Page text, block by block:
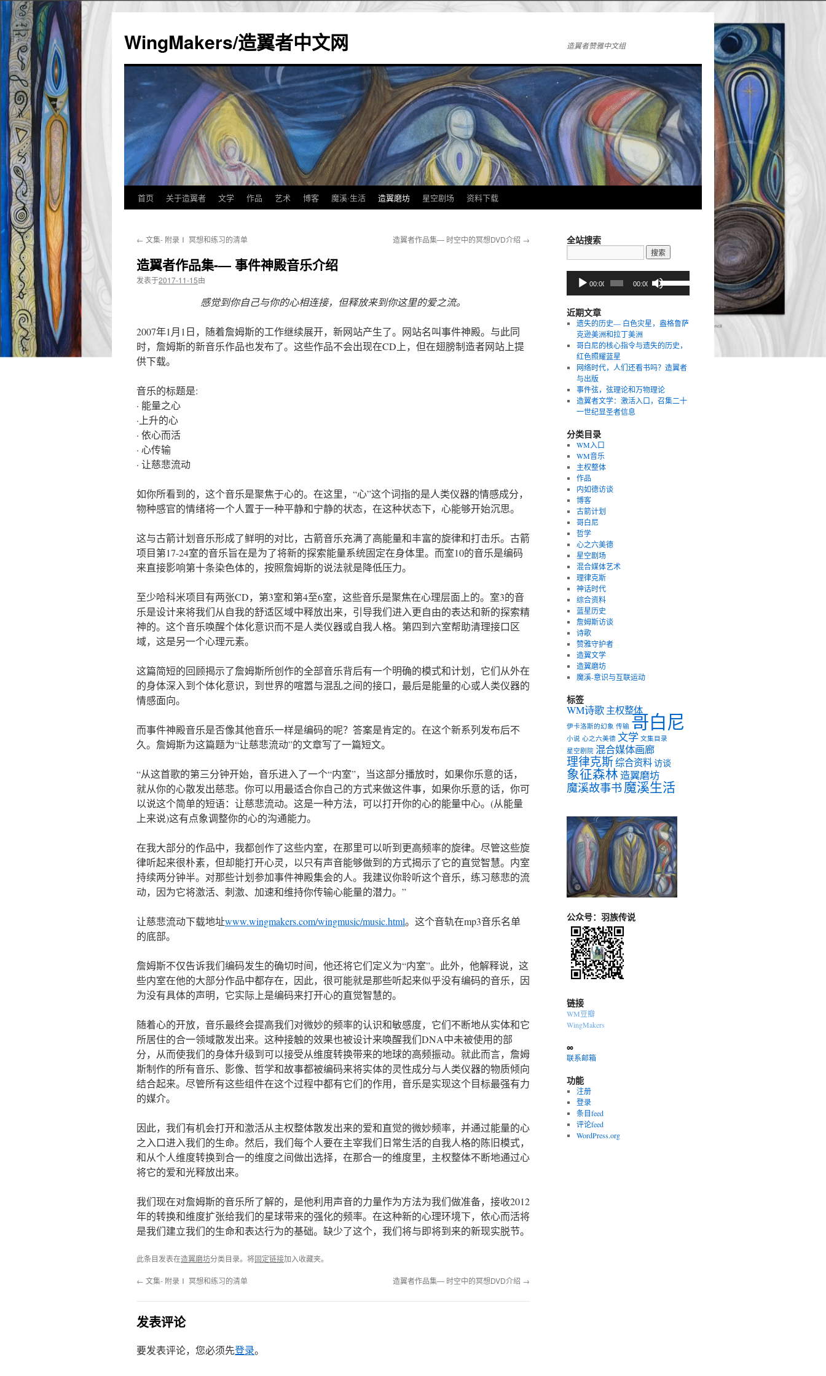
WingMakers/造翼者中文网 造翼者赞雅中文组
正
文
首页 关于造翼者 文学 作品 艺术 博客 魔溪·生活 造翼磨坊 星空剧场 资料下载
← 文集- 附录Ⅰ 冥想和练习的清单 造翼者作品集— 时空中的冥想DVD介绍 →
造翼者作品集-— 事件神殿音乐介绍
发表于2017-11-15由
感觉到你自己与你的心相连接，但释放来到你这里的爱之流。
2007年1月1日，随着詹姆斯的工作继续展开，新网站产生了。网站名叫事件神殿。与此同
时，詹姆斯的新音乐作品也发布了。这些作品不会出现在CD上，但在翅膀制造者网站上提
供下载。
音乐的标题是:
· 能量之心
·上升的心
· 依心而活
· 心传输
· 让慈悲流动
如你所看到的，这个音乐是聚焦于心的。在这里，“心”这个词指的是人类仪器的情感成分，
物种感官的情绪将一个人置于一种平静和宁静的状态，在这种状态下，心能够开始沉思。
这与古箭计划音乐形成了鲜明的对比，古箭音乐充满了高能量和丰富的旋律和打击乐。古箭
项目第17-24室的音乐旨在是为了将新的探索能量系统固定在身体里。而室10的音乐是编码
来直接影响第十条染色体的，按照詹姆斯的说法就是降低压力。
至少哈科米项目有两张CD，第3室和第4至6室，这些音乐是聚焦在心理层面上的。室3的音
乐是设计来将我们从自我的舒适区域中释放出来，引导我们进入更自由的表达和新的探索精
神的。这个音乐唤醒个体化意识而不是人类仪器或自我人格。第四到六室帮助清理接口区
域，这是另一个心理元素。
这篇简短的回顾揭示了詹姆斯所创作的全部音乐背后有一个明确的模式和计划，它们从外在
的身体深入到个体化意识，到世界的喧嚣与混乱之间的接口，最后是能量的心或人类仪器的
情感面向。
而事件神殿音乐是否像其他音乐一样是编码的呢？答案是肯定的。在这个新系列发布后不
久。詹姆斯为这篇题为“让慈悲流动”的文章写了一篇短文。
“从这首歌的第三分钟开始，音乐进入了一个“内室”，当这部分播放时，如果你乐意的话，
就从你的心散发出慈悲。你可以用最适合你自己的方式来做这件事，如果你乐意的话，你可
以说这个简单的短语：让慈悲流动。这是一种方法，可以打开你的心的能量中心。(从能量
上来说)这有点象调整你的心的沟通能力。
在我大部分的作品中，我都创作了这些内室，在那里可以听到更高频率的旋律。尽管这些旋
律听起来很朴素，但却能打开心灵，以只有声音能够做到的方式揭示了它的直觉智慧。内室
持续两分钟半。对那些计划参加事件神殿集会的人。我建议你聆听这个音乐，练习慈悲的流
动，因为它将激活、刺激、加速和维持你传输心能量的潜力。”
让慈悲流动下载地址www.wingmakers.com/wingmusic/music.html。这个音轨在mp3音乐名单
的底部。
詹姆斯不仅告诉我们编码发生的确切时间，他还将它们定义为“内室”。此外，他解释说，这
些内室在他的大部分作品中都存在，因此，很可能就是那些听起来似乎没有编码的音乐，因
为没有具体的声明，它实际上是编码来打开心的直觉智慧的。
随着心的开放，音乐最终会提高我们对微妙的频率的认识和敏感度，它们不断地从实体和它
所居住的合一领域散发出来。这种接触的效果也被设计来唤醒我们DNA中未被使用的部
分，从而使我们的身体升级到可以接受从维度转换带来的地球的高频振动。就此而言，詹姆
斯制作的所有音乐、影像、哲学和故事都被编码来将实体的灵性成分与人类仪器的物质倾向
结合起来。尽管所有这些组件在这个过程中都有它们的作用，音乐是实现这个目标最强有力
的媒介。
因此，我们有机会打开和激活从主权整体散发出来的爱和直觉的微妙频率，并通过能量的心
之入口进入我们的生命。然后，我们每个人要在主宰我们日常生活的自我人格的陈旧模式，
和从个人维度转换到合一的维度之间做出选择，在那合一的维度里，主权整体不断地通过心
将它的爱和光释放出来。
我们现在对詹姆斯的音乐所了解的，是他利用声音的力量作为方法为我们做准备，接收2012
年的转换和维度扩张给我们的星球带来的强化的频率。在这种新的心理环境下，依心而活将
是我们建立我们的生命和表达行为的基础。缺少了这个，我们将与即将到来的新现实脱节。
此条目发表在造翼磨坊分类目录。将固定链接加入收藏夹。
← 文集- 附录Ⅰ 冥想和练习的清单 造翼者作品集— 时空中的冥想DVD介绍 →
发表评论
要发表评论，您必须先登录。
全站搜索
播
放
器
00:00 00:00
使
用
上/
箭
键
增
或
降
近期文章
遗失的历史— 白色灾星，盎格鲁萨
克逊美洲和拉丁美洲
哥白尼的核心指令与遗失的历史，
红色照耀蓝星
网络时代，人们还看书吗？造翼者
与出版
事件弦，弦理论和万物理论
造翼者文学：激活入口，召集二十
一世纪显圣者信息
分类目录
WM入口
WM音乐
主权整体
作品
内如德访谈
博客
古箭计划
哥白尼
哲学
心之六美德
星空剧场
混合媒体艺术
理律克斯
神话时代
综合资料
蓝星历史
詹姆斯访谈
诗歌
赞雅守护者
造翼文学
造翼磨坊
魔溪-意识与互联运动
标签
WM诗歌 主权整体
伊卡洛斯的幻象 传输 哥白尼
小说 心之六美德 文学 文集目录
星空剧院 混合媒体画廊
理律克斯综合资料访谈
象征森林造翼磨坊
魔溪故事书魔溪生活
公众号：羽族传说
链接
WM豆瓣
WingMakers
∞
联系邮箱
功能
注册
登录
条目feed
评论feed
WordPress.org